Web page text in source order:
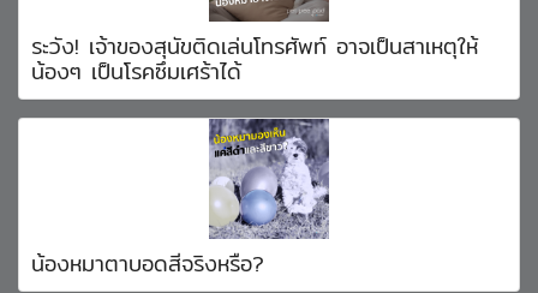
ระวัง! เจ้าของสุนัขติดเล่นโทรศัพท์ อาจเป็นสาเหตุให้
น้องๆ เป็นโรคซึมเศร้าได้
น้องหมาตาบอดสีจริงหรือ?